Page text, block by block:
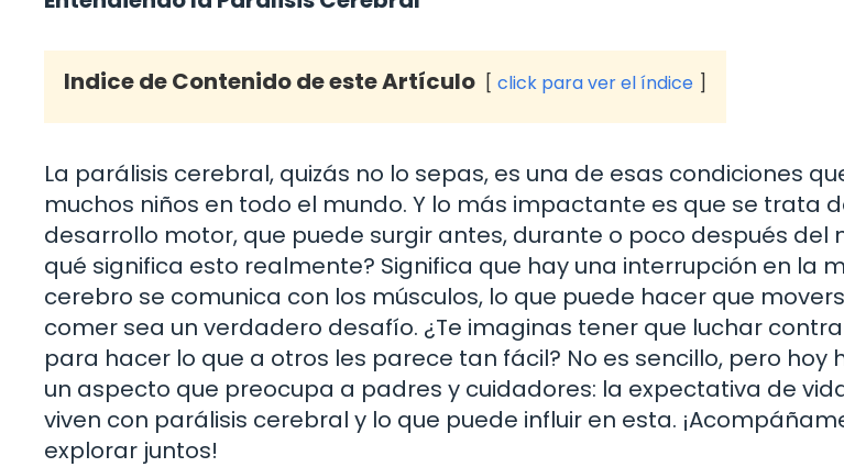
Indice de Contenido de este Artículo click para ver el índice
La parálisis cerebral, quizás no lo sepas, es una de esas condiciones
muchos niños en todo el mundo. Y lo más impactante es que se trata
desarrollo motor, que puede surgir antes, durante o poco después del
qué significa esto realmente? Significa que hay una interrupción en la
cerebro se comunica con los músculos, lo que puede hacer que
comer sea un verdadero desafío. ¿Te imaginas tener que luchar
para hacer lo que a otros les parece tan fácil? No es sencillo, pero hoy
un aspecto que preocupa a padres y cuidadores: la expectativa de
viven con parálisis cerebral y lo que puede influir en esta.
explorar juntos!